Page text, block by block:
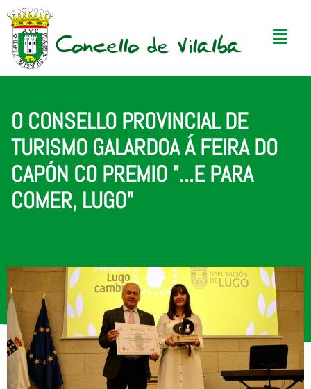
O CONSELLO PROVINCIAL DE
TURISMO GALARDOA Á FEIRA DO
CAPÓN CO PREMIO "...E PARA
COMER, LUGO"